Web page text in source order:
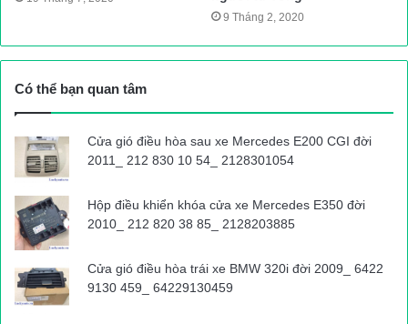
trên đường khá vắng, Ford Ecosport màu đỏ mang BKS 30E-
126.59 đi tốc độ khá nhanh rồi bất ngờ đâm vào dải phân cách
cứng giữa đường, lật nghiêng, không va chạm với phương tiện
“Tôi đứng bên đường nghe tiếng rầm lớn, nhìn ra đã thấy ô tô
lật nghiêng. Cùng lúc, nhiều thanh niên ngồi ở quán nước chạy
tới giúp 5 người trong xe ô tô thoát ra ngoài, rất may không ai bị
thương. Được biết 5 người trong ô tô là cùng một gia đình”, một
nhân chứng này cho hay.
9 Tháng 2, 2020
Có thể bạn quan tâm
Cửa gió điều hòa sau xe Mercedes E200 CGI đời
2011_ 212 830 10 54_ 2128301054
Hộp điều khiển khóa cửa xe Mercedes E350 đời
2010_ 212 820 38 85_ 2128203885
Cửa gió điều hòa trái xe BMW 320i đời 2009_ 6422
9130 459_ 64229130459